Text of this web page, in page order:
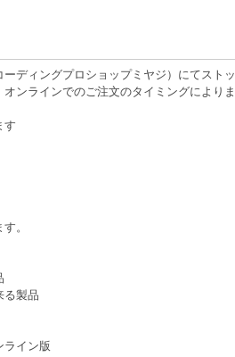
ディングプロショップミヤジ）にてストッ
ンラインでのご注文のタイミングによりま
す
。
る製品
ライン版